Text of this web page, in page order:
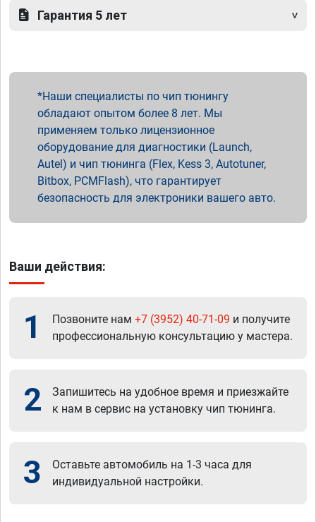
Гарантия 5 лет
Наши специалисты по чип тюнингу
обладают опытом более 8 лет. Мы
применяем только лицензионное
оборудование для диагностики (Launch,
Autel) и чип тюнинга (Flex, Kess 3, Autotuner,
Bitbox, PCMFlash), что гарантирует
безопасность для электроники вашего авто.
Ваши действия:
1 Позвоните нам +7 (3952) 40-71-09 и получите
профессиональную консультацию у мастера.
2
Запишитесь на удобное время и приезжайте
к нам в сервис на установку чип тюнинга.
3
Оставьте автомобиль на 1-3 часа для
индивидуальной настройки.